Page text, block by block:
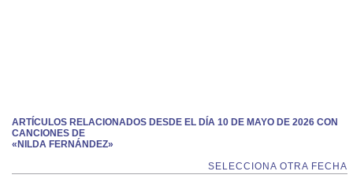
ARTÍCULOS RELACIONADOS DESDE EL DÍA 10 DE MAYO DE 2026 CON
CANCIONES DE
«NILDA FERNÁNDEZ»
SELECCIONA OTRA FECHA